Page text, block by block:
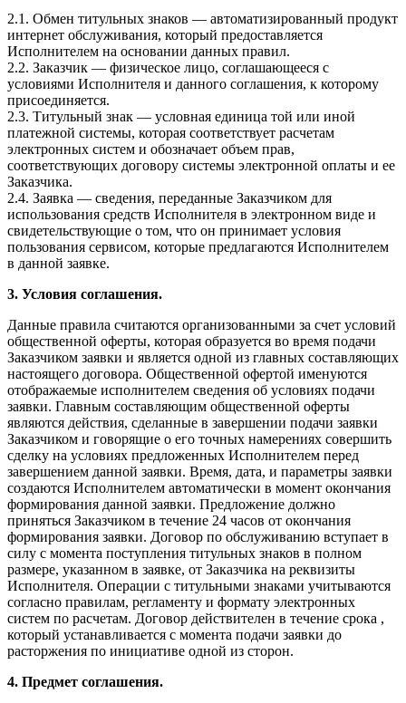
2.1. Обмен титульных знаков — автоматизированный продукт
интернет обслуживания, который предоставляется
Исполнителем на основании данных правил.
2.2. Заказчик — физическое лицо, соглашающееся с
условиями Исполнителя и данного соглашения, к которому
присоединяется.
2.3. Титульный знак — условная единица той или иной
платежной системы, которая соответствует расчетам
электронных систем и обозначает объем прав,
соответствующих договору системы электронной оплаты и ее
Заказчика.
2.4. Заявка — сведения, переданные Заказчиком для
использования средств Исполнителя в электронном виде и
свидетельствующие о том, что он принимает условия
пользования сервисом, которые предлагаются Исполнителем
в данной заявке.
3. Условия соглашения.
Данные правила считаются организованными за счет условий
общественной оферты, которая образуется во время подачи
Заказчиком заявки и является одной из главных составляющих
настоящего договора. Общественной офертой именуются
отображаемые исполнителем сведения об условиях подачи
заявки. Главным составляющим общественной оферты
являются действия, сделанные в завершении подачи заявки
Заказчиком и говорящие о его точных намерениях совершить
сделку на условиях предложенных Исполнителем перед
завершением данной заявки. Время, дата, и параметры заявки
создаются Исполнителем автоматически в момент окончания
формирования данной заявки. Предложение должно
приняться Заказчиком в течение 24 часов от окончания
формирования заявки. Договор по обслуживанию вступает в
силу с момента поступления титульных знаков в полном
размере, указанном в заявке, от Заказчика на реквизиты
Исполнителя. Операции с титульными знаками учитываются
согласно правилам, регламенту и формату электронных
систем по расчетам. Договор действителен в течение срока ,
который устанавливается с момента подачи заявки до
расторжения по инициативе одной из сторон.
4. Предмет соглашения.